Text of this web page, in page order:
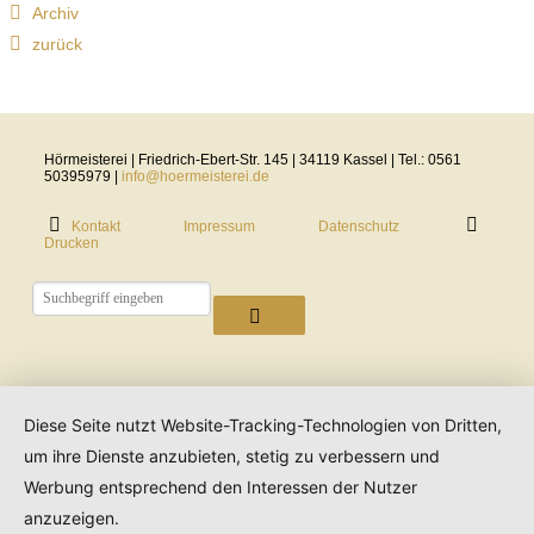
Archiv
zurück
Hörmeisterei | Friedrich-Ebert-Str. 145 | 34119 Kassel | Tel.: 0561
50395979 |info@hoermeisterei.de
Kontakt Impressum
Datenschutz
Drucken
Diese Seite nutzt Website-Tracking-Technologien von Dritten,
um ihre Dienste anzubieten, stetig zu verbessern und
Werbung entsprechend den Interessen der Nutzer
anzuzeigen.